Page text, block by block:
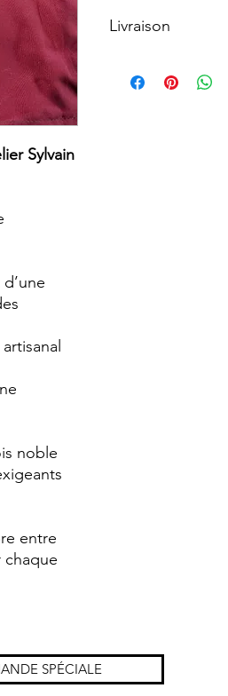
Sylvain
noble
entre
Lame :24cm
Garde & rivet :
Livraison
Pour le reste du
SPÉCIALE